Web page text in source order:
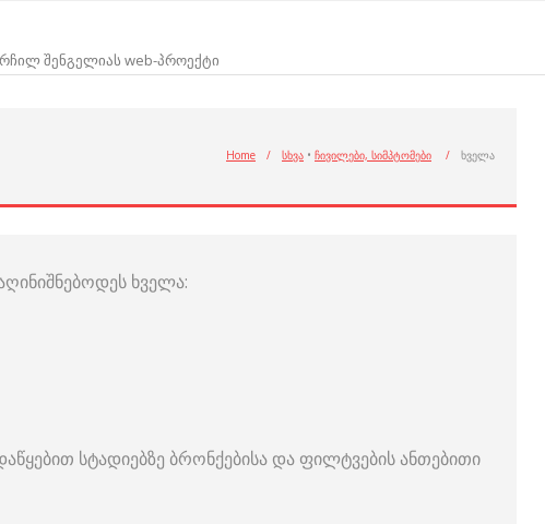
შენგელიას web-პროექტი
Home / სხვა • ჩივილები, სიმპტომები / ხველა
ხველა:
სტადიებზე ბრონქებისა და ფილტვების ანთებითი